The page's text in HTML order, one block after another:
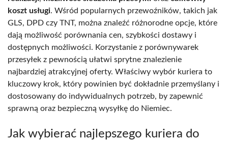
koszt usługi. Wśród popularnych przewoźników, takich jak
GLS, DPD czy TNT, można znaleźć różnorodne opcje, które
dają możliwość porównania cen, szybkości dostawy i
dostępnych możliwości. Korzystanie z porównywarek
przesyłek z pewnością ułatwi sprytne znalezienie
najbardziej atrakcyjnej oferty. Właściwy wybór kuriera to
kluczowy krok, który powinien być dokładnie przemyślany i
dostosowany do indywidualnych potrzeb, by zapewnić
sprawną oraz bezpieczną wysyłkę do Niemiec.
Jak wybierać najlepszego kuriera do